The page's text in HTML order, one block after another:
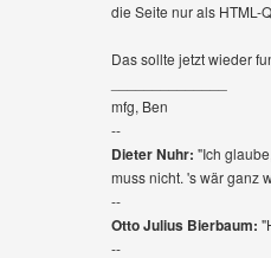
die Seite nur als HTML-
Das sollte jetzt wieder
mfg, Ben
--
Dieter Nuhr: "Ich
muss nicht. 's wär ganz
--
Otto Julius Bierbaum:
--